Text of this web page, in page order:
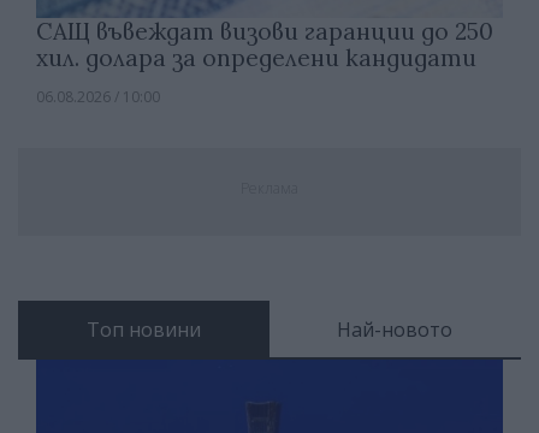
САЩ въвеждат визови гаранции до 250
хил. долара за определени кандидати
06.08.2026 / 10:00
Топ новини Най-новото